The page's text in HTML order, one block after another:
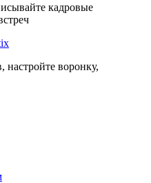
кадровые
настройте воронку,